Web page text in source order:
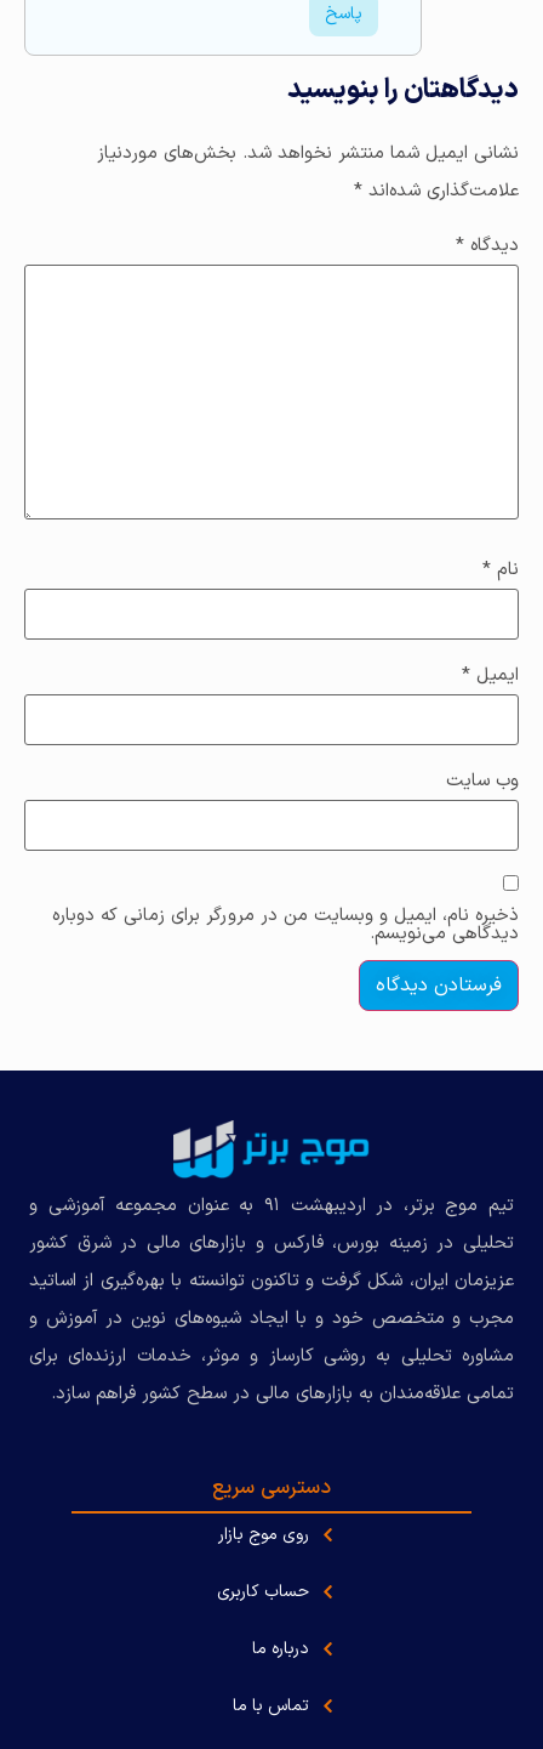
پاسخ
دیدگاهتان را بنویسید
نشانی ایمیل شما منتشر نخواهد شد. بخش‌های موردنیاز
علامت‌گذاری شده‌اند *
دیدگاه *
نام *
ایمیل *
وب‌ سایت
ذخیره نام، ایمیل و وبسایت من در مرورگر برای زمانی که دوباره
دیدگاهی می‌نویسم.
تیم موج برتر، در اردیبهشت ۹۱ به عنوان مجموعه‌ آموزشی و
تحلیلی در زمینه بورس، فارکس و بازارهای مالی در شرق کشور
عزیزمان ایران، شکل گرفت و تاکنون توانسته با بهره‌گیری از اساتید
مجرب و متخصص خود و با ایجاد شیوه‌های نوین در آموزش و
مشاوره تحلیلی به روشی کارساز و موثر، خدمات ارزنده‌ای برای
تمامی علاقه‌مندان به بازارهای مالی در سطح کشور فراهم سازد.
دسترسی سریع
روی موج بازار
حساب کاربری
درباره ما
تماس با ما